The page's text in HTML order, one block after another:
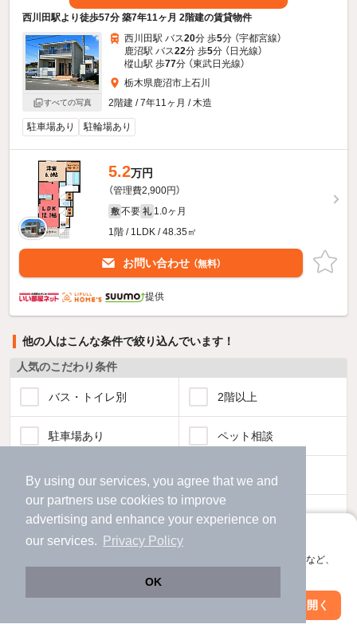
By using our services, you agree that we and
our partners use cookies to improve
advertising and enhance your experience on
our services.
Privacy Policy
OK
アプリに切り替えて、サクサクお部屋探し
会員登録なしですぐ使える。マップ検索やお気に入り保存など、
アプリを開く
西川田駅より徒歩57分 築7年11ヶ月 2階建の賃貸物件
すべての写真
西川田駅 バス20分 歩5分 （宇都宮線）
鹿沼駅 バス22分 歩5分 （日光線）
樅山駅 歩77分 （東武日光線）
栃木県鹿沼市上石川
2階建 / 7年11ヶ月 / 木造
駐車場あり 駐輪場あり
5.2万円
（管理費2,900円）
敷 不要 礼 1.0ヶ月
1階 / 1LDK / 48.35㎡
お問い合わせ （無料）
提供
他の人はこんな条件で絞り込んでいます！
人気のこだわり条件
バス・トイレ別 2階以上
駐車場あり ペット相談
洗濯機置場あり 独立洗面台
エアコンあり 都市ガス
絞り込み条件を変更